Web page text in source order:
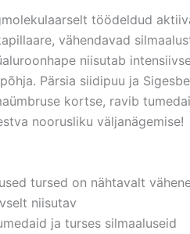
töödeldud
vähendavad
niisutab
Pärsia siidipuu ja
kortse, ravib
noorusliku väljanägemise!
tursed on nähtavalt
niisutav
ja turses silmaaluseid